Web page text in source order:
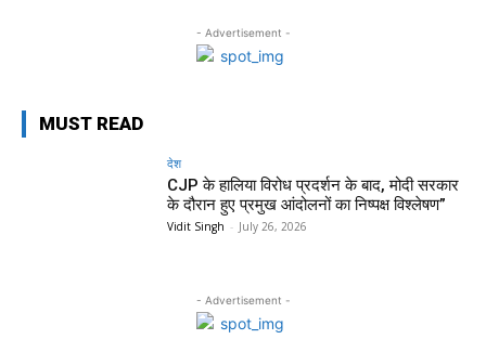
- Advertisement -
MUST READ
देश
CJP के हालिया विरोध प्रदर्शन के बाद, मोदी सरकार
के दौरान हुए प्रमुख आंदोलनों का निष्पक्ष विश्लेषण”
Vidit Singh - July 26, 2026
- Advertisement -